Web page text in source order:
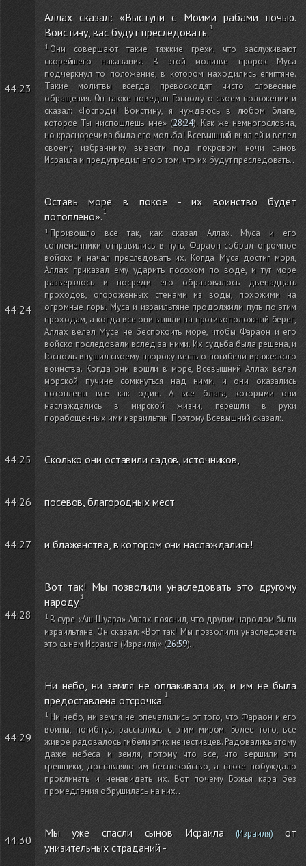
44:23
Аллах сказал: «Выступи с Моими рабами ночью.
Воистину, вас будут преследовать.
Они совершают такие тяжкие грехи, что заслуживают
скорейшего наказания. В этой молитве пророк Муса
подчеркнул то положение, в котором находились египтяне.
Такие молитвы всегда превосходят чисто словесные
обращения. Он также поведал Господу о своем положении и
сказал: «Господи! Воистину, я нуждаюсь в любом благе,
которое Ты ниспошлешь мне» (28:24). Как же немногословна,
но красноречива была его мольба! Всевышний внял ей и велел
своему избраннику вывести под покровом ночи сынов
Исраила и предупредил его о том, что их будут преследовать..
44:24
Оставь море в покое - их воинство будет
потоплено».
Произошло все так, как сказал Аллах. Муса и его
соплеменники отправились в путь, Фараон собрал огромное
войско и начал преследовать их. Когда Муса достиг моря,
Аллах приказал ему ударить посохом по воде, и тут море
разверзлось и посреди его образовалось двенадцать
проходов, огороженных стенами из воды, похожими на
огромные горы. Муса и израильтяне продолжили путь по этим
проходам, а когда все они вышли на противоположный берег,
Аллах велел Мусе не беспокоить море, чтобы Фараон и его
войско последовали вслед за ними. Их судьба была решена, и
Господь внушил своему пророку весть о погибели вражеского
воинства. Когда они вошли в море, Всевышний Аллах велел
морской пучине сомкнуться над ними, и они оказались
потоплены все как один. А все блага, которыми они
наслаждались в мирской жизни, перешли в руки
порабощенных ими израильтян. Поэтому Всевышний сказал:.
44:25 Сколько они оставили садов, источников,
44:26 посевов, благородных мест
44:27 и блаженства, в котором они наслаждались!
44:28
Вот так! Мы позволили унаследовать это другому
народу.
В суре «Аш-Шуара» Аллах пояснил, что другим народом были
израильтяне. Он сказал: «Вот так! Мы позволили унаследовать
это сынам Исраила (Израиля)»(26:59)..
44:29
Ни небо, ни земля не оплакивали их, и им не была
предоставлена отсрочка.
Ни небо, ни земля не опечалились от того, что Фараон и его
воины, погибнув, расстались с этим миром. Более того, все
живое радовалось гибели этих нечестивцев. Радовались этому
даже небеса и земля, потому что все, что вершили эти
грешники, доставляло им беспокойство, а также побуждало
проклинать и ненавидеть их. Вот почему Божья кара без
промедления обрушилась на них..
44:30
Мы уже спасли сынов Исраила(Израиля)от
унизительных страданий -